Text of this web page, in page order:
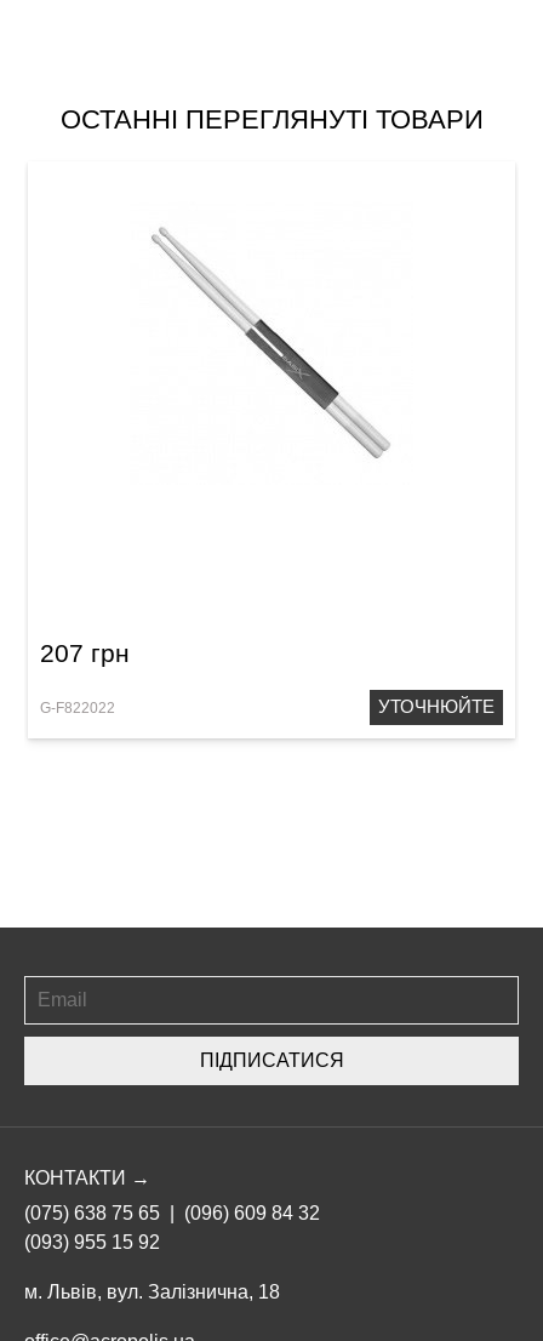
ОСТАННІ ПЕРЕГЛЯНУТІ ТОВАРИ
207 грн
G-F822022 УТОЧНЮЙТЕ
ПІДПИСАТИСЯ
КОНТАКТИ →
(075) 638 75 65
(096) 609 84 32
(093) 955 15 92
м. Львів, вул. Залізнична, 18